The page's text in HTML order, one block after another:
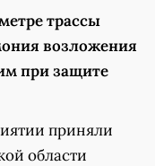
трассы
возложения
при защите
приняли
области